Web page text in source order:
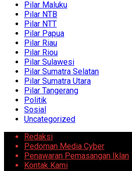
Pilar Maluku
Pilar NTB
Pilar NTT
Pilar Papua
Pilar Riau
Pilar Riou
Pilar Sulawesi
Pilar Sumatra Selatan
Pilar Sumatra Utara
Pilar Tangerang
Politik
Sosial
Uncategorized
Redaksi
Pedoman Media Cyber
Penawaran Pemasangan Iklan
Kontak Kami